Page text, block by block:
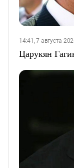
14:41, 7 августа
Царукян